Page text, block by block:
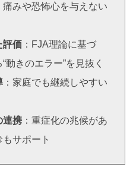
痛みや恐怖心を与えない
評価 ：FJA理論に基づ
動きのエラー”を見抜く
：家庭でも継続しやすい
連携 ：重症化の兆候があ
サポート